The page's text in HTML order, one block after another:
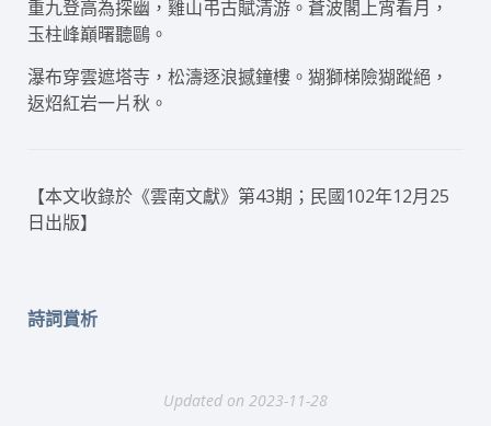
重九登高為探幽，雞山弔古賦清游。蒼波閣上宵看月，
玉柱峰巔曙聽鷗。
瀑布穿雲遮塔寺，松濤逐浪撼鐘樓。猢獅梯險猢蹤絕，
返炤紅岩一片秋。
【本文收錄於《雲南文獻》第43期；民國102年12月25
日出版】
詩詞賞析
Updated on 2023-11-28